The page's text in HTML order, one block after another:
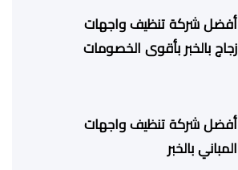
أفضل شركة تنظيف واجهات
زجاج بالخبر بأقوى الخصومات
أفضل شركة تنظيف واجهات
المباني بالخبر